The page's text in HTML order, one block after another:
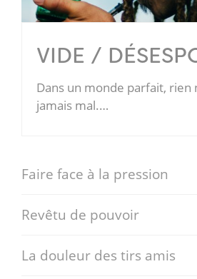
VIDE /
Dans un monde parfait,
jamais mal.…
Faire face à la pression
Revêtu de pouvoir
La douleur des tirs amis